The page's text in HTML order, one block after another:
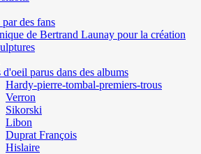
des fans
de Bertrand Launay pour la création
parus dans des albums
Hardy-pierre-tombal-premiers-trous
Verron
Sikorski
Libon
Duprat François
Hislaire